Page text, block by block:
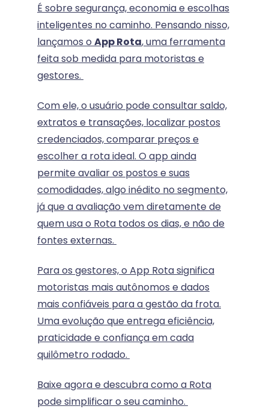
É sobre segurança, economia e escolhas
inteligentes no caminho. Pensando nisso,
lançamos o App Rota, uma ferramenta
feita sob medida para motoristas e
gestores.
Com ele, o usuário pode consultar saldo,
extratos e transações, localizar postos
credenciados, comparar preços e
escolher a rota ideal. O app ainda
permite avaliar os postos e suas
comodidades, algo inédito no segmento,
já que a avaliação vem diretamente de
quem usa o Rota todos os dias, e não de
fontes externas.
Para os gestores, o App Rota significa
motoristas mais autônomos e dados
mais confiáveis para a gestão da frota.
Uma evolução que entrega eficiência,
praticidade e confiança em cada
quilômetro rodado.
Baixe agora e descubra como a Rota
pode simplificar o seu caminho.